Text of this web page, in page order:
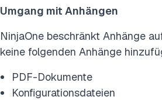
Umgang mit Anhängen
NinjaOne beschränkt Anhänge
keine folgenden Anhänge
PDF-Dokumente
Konfigurationsdateien